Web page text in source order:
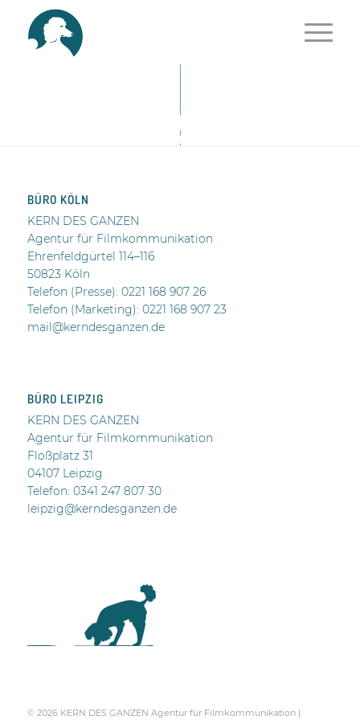
BÜRO KÖLN
KERN DES GANZEN
Agentur für Filmkommunikation
Ehrenfeldgürtel 114–116
50823 Köln
Telefon (Presse): 0221 168 907 26
Telefon (Marketing): 0221 168 907 23
mail@kerndesganzen.de
BÜRO LEIPZIG
KERN DES GANZEN
Agentur für Filmkommunikation
Floßplatz 31
04107 Leipzig
Telefon: 0341 247 807 30
leipzig@kerndesganzen.de
© 2026 KERN DES GANZEN Agentur für Filmkommunikation |